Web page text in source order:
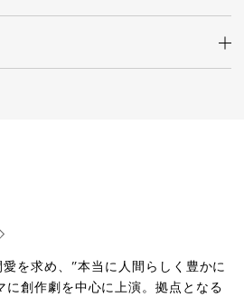
を求め、”本当に人間らしく豊かに
に創作劇を中心に上演。拠点となる